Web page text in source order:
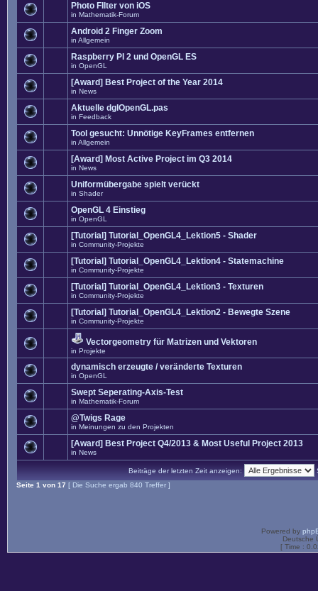
Photo FIlter von iOS
in Mathematik-Forum
Android 2 Finger Zoom
in Allgemein
Raspberry PI 2 und OpenGL ES
in OpenGL
[Award] Best Project of the Year 2014
in News
Aktuelle dglOpenGL.pas
in Feedback
Tool gesucht: Unnötige KeyFrames entfernen
in Allgemein
[Award] Most Active Project im Q3 2014
in News
Uniformübergabe spielt verückt
in Shader
OpenGL 4 Einstieg
in OpenGL
[Tutorial] Tutorial_OpenGL4_Lektion5 - Shader
in Community-Projekte
[Tutorial] Tutorial_OpenGL4_Lektion4 - Statemachine
in Community-Projekte
[Tutorial] Tutorial_OpenGL4_Lektion3 - Texturen
in Community-Projekte
[Tutorial] Tutorial_OpenGL4_Lektion2 - Bewegte Szene
in Community-Projekte
Vectorgeometry für Matrizen und Vektoren
in Projekte
dynamisch erzeugte / veränderte Texturen
in OpenGL
Swept Seperating-Axis-Test
in Mathematik-Forum
@Twigs Rage
in Meinungen zu den Projekten
[Award] Best Project Q4/2013 & Most Useful Project 2013
in News
Beiträge der letzten Zeit anzeigen:
Seite 1 von 17 [ Die Suche ergab 840 Treffer ]
Powered by
Deutsche
[ Time :